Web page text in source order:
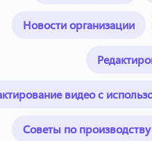
Новости организации
видео с
Советы по